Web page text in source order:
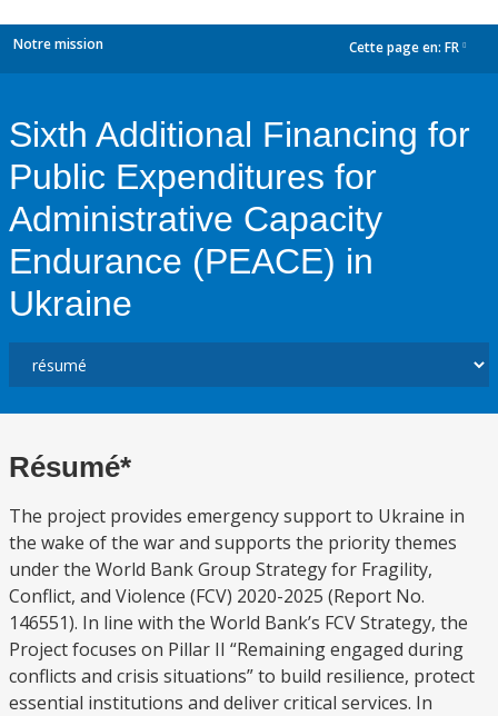
Notre mission Cette page en: FR
Sixth Additional Financing for
Public Expenditures for
Administrative Capacity
Endurance (PEACE) in
Ukraine
Résumé*
The project provides emergency support to Ukraine in
the wake of the war and supports the priority themes
under the World Bank Group Strategy for Fragility,
Conflict, and Violence (FCV) 2020-2025 (Report No.
146551). In line with the World Bank’s FCV Strategy, the
Project focuses on Pillar II “Remaining engaged during
conflicts and crisis situations” to build resilience, protect
essential institutions and deliver critical services. In